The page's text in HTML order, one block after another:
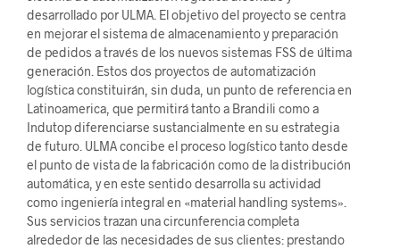
desarrollado por ULMA. El objetivo del proyecto se centra
en mejorar el sistema de almacenamiento y preparación
de pedidos a través de los nuevos sistemas FSS de última
generación. Estos dos proyectos de automatización
logística constituirán, sin duda, un punto de referencia en
Latinoamerica, que permitirá tanto a Brandili como a
Indutop diferenciarse sustancialmente en su estrategia
de futuro. ULMA concibe el proceso logístico tanto desde
el punto de vista de la fabricación como de la distribución
automática, y en este sentido desarrolla su actividad
como ingeniería integral en «material handling systems».
Sus servicios trazan una circunferencia completa
alrededor de las necesidades de sus clientes: prestando